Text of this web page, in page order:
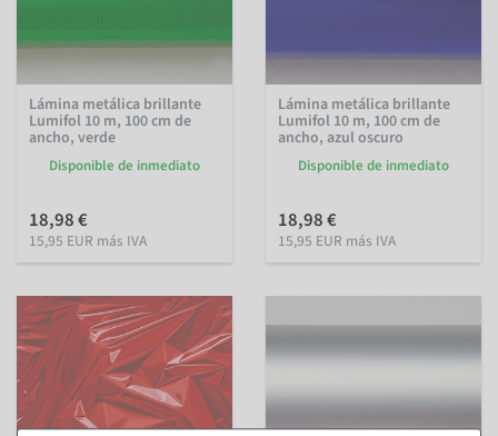
Lámina metálica brillante
Lumifol 10 m, 100 cm de
ancho, verde
Disponible de inmediato
18,98 €
15,95 EUR más IVA
Lámina metálica brillante
Lumifol 10 m, 100 cm de
ancho, azul oscuro
Disponible de inmediato
18,98 €
15,95 EUR más IVA